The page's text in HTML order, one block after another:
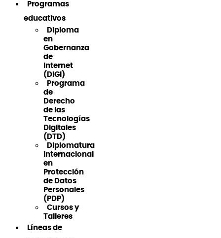
Programas
educativos
Diploma
en
Gobernanza
de
Internet
(DiGI)
Programa
de
Derecho
de las
Tecnologías
Digitales
(DTD)
Diplomatura
Internacional
en
Protección
de Datos
Personales
(PDP)
Cursos y
Talleres
Líneas de